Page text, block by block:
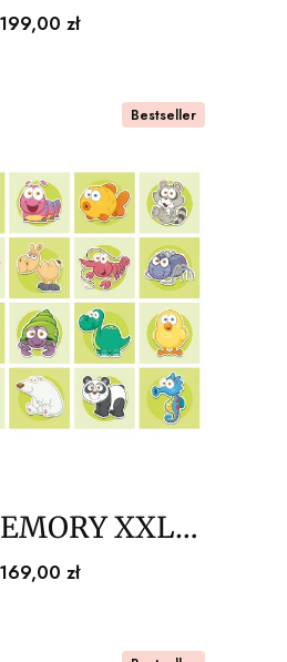
Cena
199,00 zł
Bestseller
XXL
32 plansze
Cena
169,00 zł